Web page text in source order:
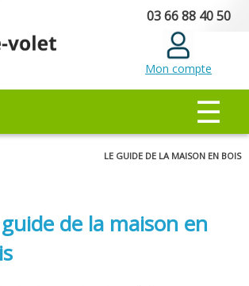
principal
03 66 88 40 50
Mon compte
☰
LE GUIDE DE LA MAISON EN BOIS
de la maison en